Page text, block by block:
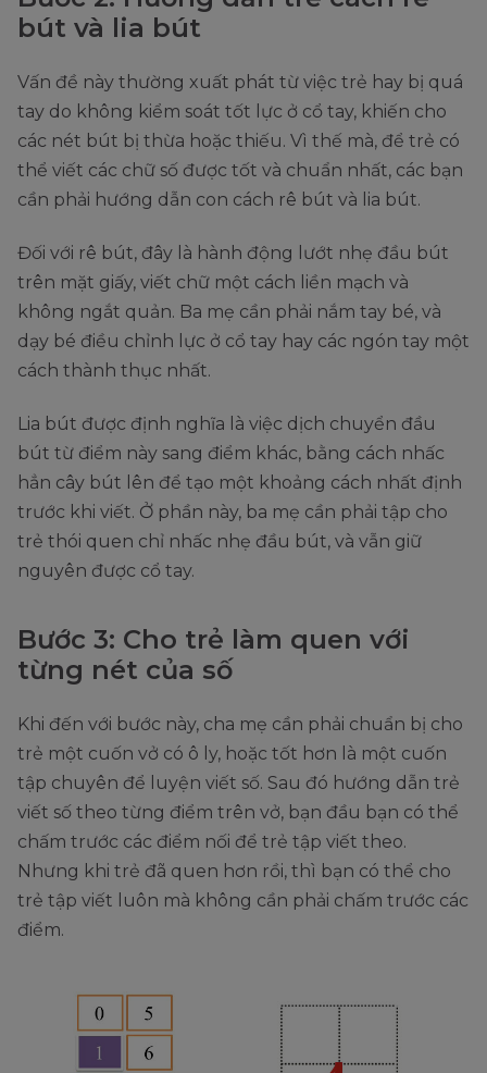
bút và lia bút
Vấn đề này thường xuất phát từ việc trẻ hay bị quá
tay do không kiểm soát tốt lực ở cổ tay, khiến cho
các nét bút bị thừa hoặc thiếu. Vì thế mà, để trẻ có
thể viết các chữ số được tốt và chuẩn nhất, các bạn
cần phải hướng dẫn con cách rê bút và lia bút.
Đối với rê bút, đây là hành động lướt nhẹ đầu bút
trên mặt giấy, viết chữ một cách liền mạch và
không ngắt quản. Ba mẹ cần phải nắm tay bé, và
dạy bé điều chỉnh lực ở cổ tay hay các ngón tay một
cách thành thục nhất.
Lia bút được định nghĩa là việc dịch chuyển đầu
bút từ điểm này sang điểm khác, bằng cách nhấc
hẳn cây bút lên để tạo một khoảng cách nhất định
trước khi viết. Ở phần này, ba mẹ cần phải tập cho
trẻ thói quen chỉ nhấc nhẹ đầu bút, và vẫn giữ
nguyên được cổ tay.
Bước 3: Cho trẻ làm quen với
từng nét của số
Khi đến với bước này, cha mẹ cần phải chuẩn bị cho
trẻ một cuốn vở có ô ly, hoặc tốt hơn là một cuốn
tập chuyên để luyện viết số. Sau đó hướng dẫn trẻ
viết số theo từng điểm trên vở, bạn đầu bạn có thể
chấm trước các điểm nối để trẻ tập viết theo.
Nhưng khi trẻ đã quen hơn rồi, thì bạn có thể cho
trẻ tập viết luôn mà không cần phải chấm trước các
điểm.